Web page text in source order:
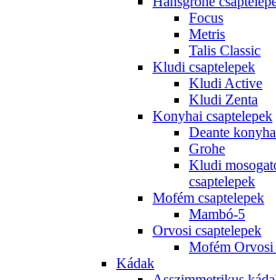
Focus
Metris
Talis Classic
Kludi csaptelepek
Kludi Active
Kludi Zenta
Konyhai csaptelepek
Deante
Grohe
Kludi
csaptelepek
Mofém csaptelepek
Mambó-5
Orvosi csaptelepek
Mofém Orvosi
Kádak